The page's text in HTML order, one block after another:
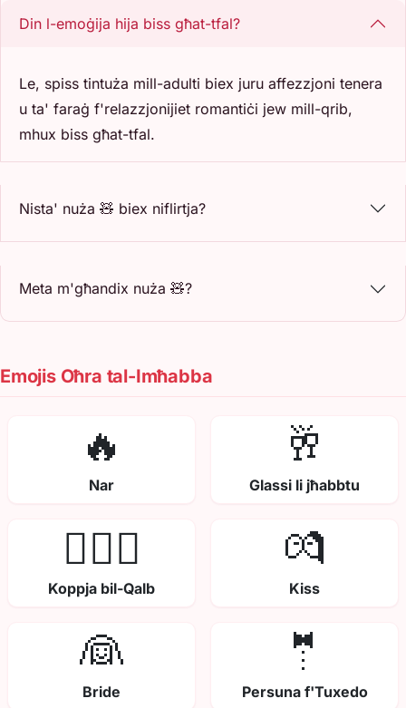
Din l-emoġija hija biss għat-tfal?
Le, spiss tintuża mill-adulti biex juru affezzjoni tenera
u ta' faraġ f'relazzjonijiet romantiċi jew mill-qrib,
mhux biss għat-tfal.
Nista' nuża 🧸 biex niflirtja?
Meta m'għandix nuża 🧸?
Emojis Oħra tal-Imħabba
🔥
Nar
🥂
Glassi li jħabbtu
👩‍❤️‍👨
Koppja bil-Qalb
💏
Kiss
👰
Bride
🤵
Persuna f'Tuxedo